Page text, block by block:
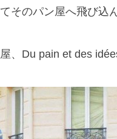
そのパン屋へ飛び込
、Du pain et des